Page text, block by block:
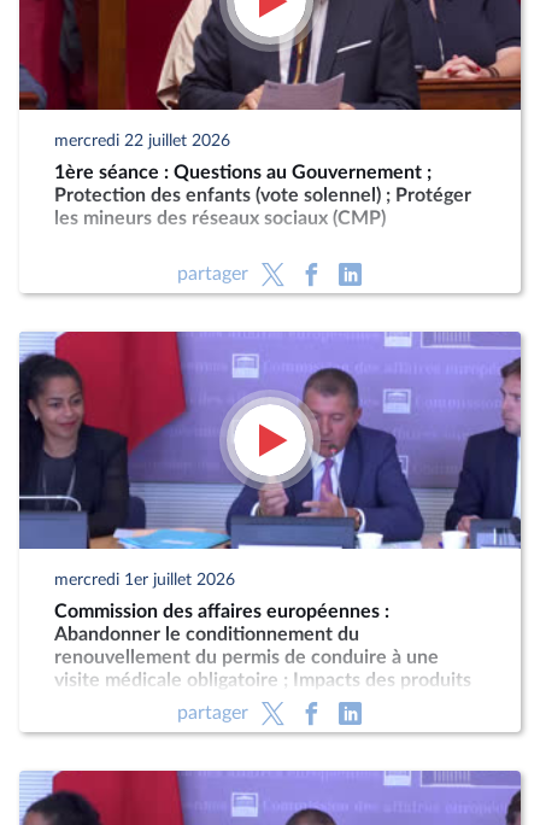
mercredi 22 juillet 2026
1ère séance : Questions au Gouvernement ;
Protection des enfants (vote solennel) ; Protéger
les mineurs des réseaux sociaux (CMP)
partager
mercredi 1er juillet 2026
Commission des affaires européennes :
Abandonner le conditionnement du
renouvellement du permis de conduire à une
visite médicale obligatoire ; Impacts des produits
phytopharmaceutiques
partager